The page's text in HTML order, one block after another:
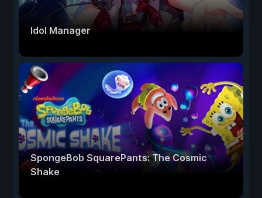
Idol Manager
SpongeBob SquarePants: The Cosmic
Shake